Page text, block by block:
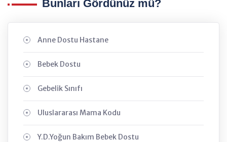
Bunları Gördünüz mü?
Anne Dostu Hastane
Bebek Dostu
Gebelik Sınıfı
Uluslararası Mama Kodu
Y.D.Yoğun Bakım Bebek Dostu